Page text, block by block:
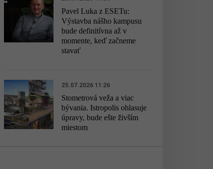
Pavel Luka z ESETu:
Výstavba nášho kampusu
bude definitívna až v
momente, keď začneme
stavať
25.07.2026 11:26
Stometrová veža a viac
bývania. Istropolis ohlasuje
úpravy, bude ešte živším
miestom